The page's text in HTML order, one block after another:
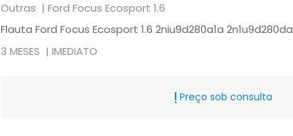
Outras | Ford Focus Ecosport 1.6
Flauta Ford Focus Ecosport 1.6 2niu9d280a1a 2n1u9d280da
3 MESES | IMEDIATO
Preço sob consulta